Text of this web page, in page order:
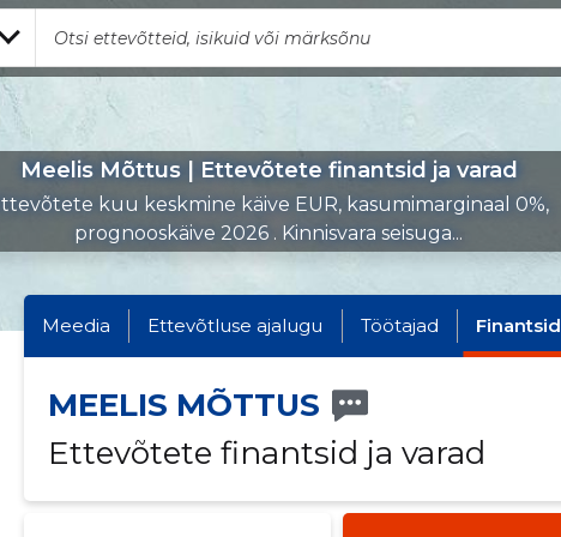
Meelis Mõttus | Ettevõtete finantsid ja varad
kuu keskmine käive EUR, kasumimarginaal 0%,
prognooskäive 2026 . Kinnisvara seisuga...
Meedia Ettevõtluse ajalugu Töötajad Finantsid
MEELIS MÕTTUS
Ettevõtete finantsid ja varad